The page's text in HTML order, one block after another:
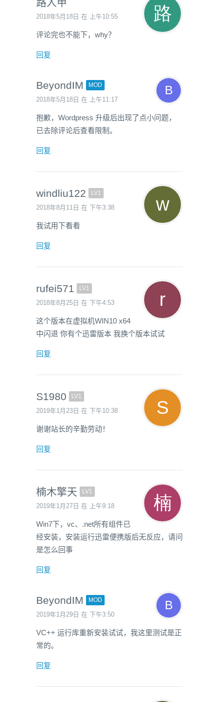
路人甲
2018年5月18日 在 上午10:55
评论完也不能下，why？
回复
BeyondIM MOD
2018年5月18日 在 上午11:17
抱歉，Wordpress 升级后出现了点小问题，
已去除评论后查看限制。
回复
windliu122 LV1
2018年8月11日 在 下午3:38
我试用下看看
回复
rufei571 LV1
2018年8月25日 在 下午4:53
这个版本在虚拟机WIN10 x64
中闪退 你有个迅雷版本 我换个版本试试
回复
S1980 LV1
2019年1月23日 在 下午10:38
谢谢站长的辛勤劳动！
回复
楠木擎天 LV1
2019年1月27日 在 上午9:18
Win7下，vc、.net所有组件已
经安装，安装运行迅雷便携版后无反应，请问
是怎么回事
回复
BeyondIM MOD
2019年1月29日 在 下午3:50
VC++ 运行库重新安装试试，我这里测试是正
常的。
回复